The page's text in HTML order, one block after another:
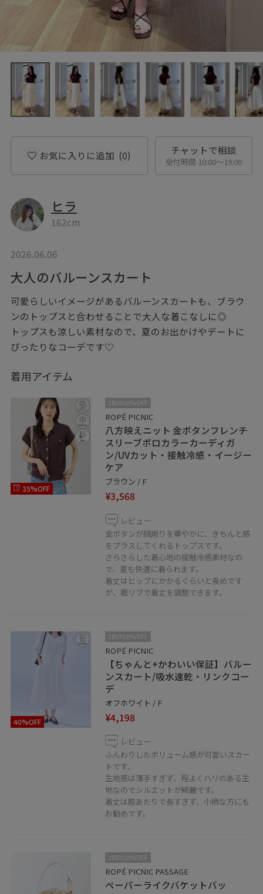
お気に入りに追加 (0) チャットで相談
受付時間 10:00〜19:00
ヒラ
162cm
2026.06.06
大人のバルーンスカート
可愛らしいイメージがあるバルーンスカートも、ブラウ
ンのトップスと合わせることで大人な着こなしに◎
トップスも涼しい素材なので、夏のお出かけやデートに
ぴったりなコーデです♡
着用アイテム
35%OFF
2BUY10%OFF
ROPÉ PICNIC
八方映えニット 金ボタンフレンチ
スリーブポロカラーカーディガ
ン/UVカット・接触冷感・イージー
ケア
ブラウン / F
¥3,568
レビュー
金ボタンが顔周りを華やかに、きちんと感
をプラスしてくれるトップスです。
さらさらした着心地の接触冷感素材なの
で、夏も快適に着られます。
着丈はヒップにかかるぐらいと長めです
が、裾リブで着丈を調整できます。
40%OFF
2BUY10%OFF
ROPÉ PICNIC
【ちゃんと+かわいい保証】バルー
ンスカート/吸水速乾・リンクコー
デ
オフホワイト / F
¥4,198
レビュー
ふんわりしたボリューム感が可愛いスカー
トです。
生地感は薄手すぎず、程よくハリのある生
地なのでシルエットが綺麗です。
着丈は脛あたりで長すぎず、小柄な方にも
お勧めです。
2BUY10%OFF
ROPÉ PICNIC PASSAGE
ペーパーライクバケットバッ